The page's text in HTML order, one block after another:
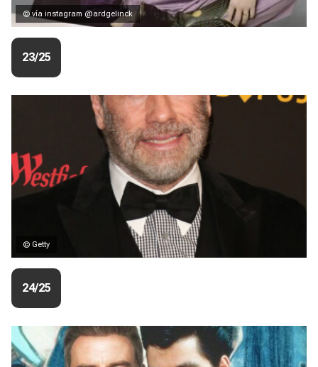
© vía instagram @ardgelinck
23/25
© Getty
24/25